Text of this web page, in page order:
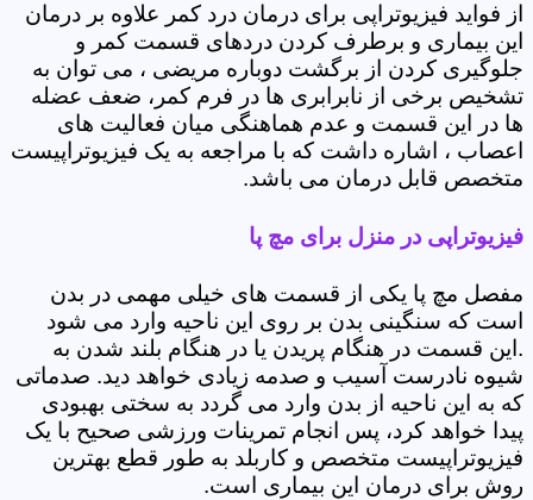
از فواید فیزیوتراپی برای درمان درد کمر علاوه بر درمان
این بیماری و برطرف کردن دردهای قسمت کمر و
جلوگیری کردن از برگشت دوباره مریضی ، می توان به
تشخیص برخی از نابرابری ها در فرم کمر، ضعف عضله
ها در این قسمت و عدم هماهنگی میان فعالیت های
اعصاب ، اشاره داشت که با مراجعه به یک فیزیوتراپیست
متخصص قابل درمان می باشد.
فیزیوتراپی در منزل برای مچ پا
مفصل مچ پا یکی از قسمت های خیلی مهمی در بدن
است که سنگینی بدن بر روی این ناحیه وارد می شود
.این قسمت در هنگام پریدن یا در هنگام بلند شدن به
شیوه نادرست آسیب و صدمه زیادی خواهد دید. صدماتی
که به این ناحیه از بدن وارد می گردد به سختی بهبودی
پیدا خواهد کرد، پس انجام تمرینات ورزشی صحیح با یک
فیزیوتراپیست متخصص و کاربلد به طور قطع بهترین
روش برای درمان این بیماری است.